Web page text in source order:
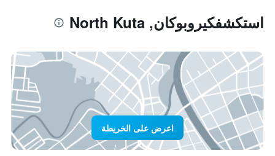
استكشفكيروبوكان, North Kuta
اعرض على الخريطة